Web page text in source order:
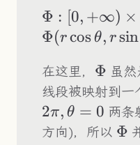
\Phi:
Φ : [0, +∞) ×
Φ(r cos θ, r sin
在这里， \Phi
Φ 虽然
线段被映射到一
2π, θ = 0 两条
方向)，所以 Φ